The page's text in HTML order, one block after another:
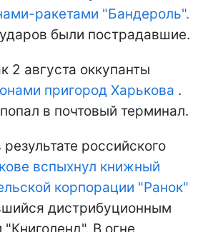
ракетами "Бандероль".
ударов были пострадавшие.
2 августа оккупанты
пригород Харькова .
в почтовый терминал.
российского
вспыхнул книжный
корпорации "Ранок"
дистрибуционным
В огне